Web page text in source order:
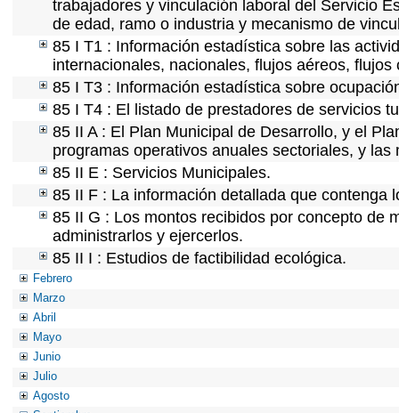
trabajadores y vinculación laboral del Servicio
de edad, ramo o industria y mecanismo de
85 I T1 : Información estadística sobre las
internacionales, nacionales, flujos aéreos, flujos
85 I T3 : Información estadística sobre
85 I T4 : El listado de prestadores de servicios
85 II A : El Plan Municipal de Desarrollo, y el
programas operativos anuales sectoriales, y
85 II E : Servicios Municipales.
85 II F : La información detallada que contenga
85 II G : Los montos recibidos por concepto de
administrarlos y ejercerlos.
85 II I : Estudios de factibilidad ecológica.
Febrero
Marzo
Abril
Mayo
Junio
Julio
Agosto